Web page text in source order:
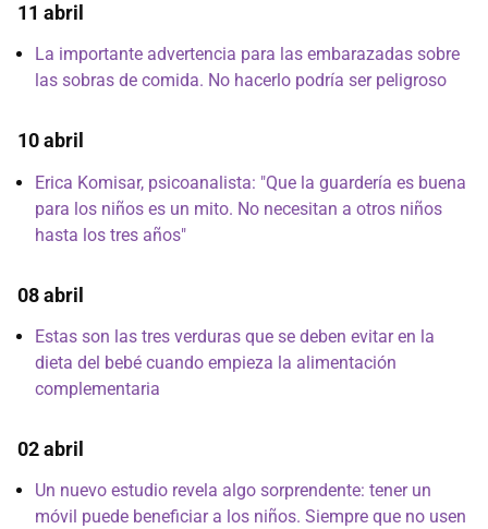
11 abril
La importante advertencia para las embarazadas sobre
las sobras de comida. No hacerlo podría ser peligroso
10 abril
Erica Komisar, psicoanalista: "Que la guardería es buena
para los niños es un mito. No necesitan a otros niños
hasta los tres años"
08 abril
Estas son las tres verduras que se deben evitar en la
dieta del bebé cuando empieza la alimentación
complementaria
02 abril
Un nuevo estudio revela algo sorprendente: tener un
móvil puede beneficiar a los niños. Siempre que no usen